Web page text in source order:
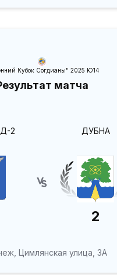
Кубок Согдианы" 2025 Ю14
матча
2 ДУБНА
2
Цимлянская улица, 3А